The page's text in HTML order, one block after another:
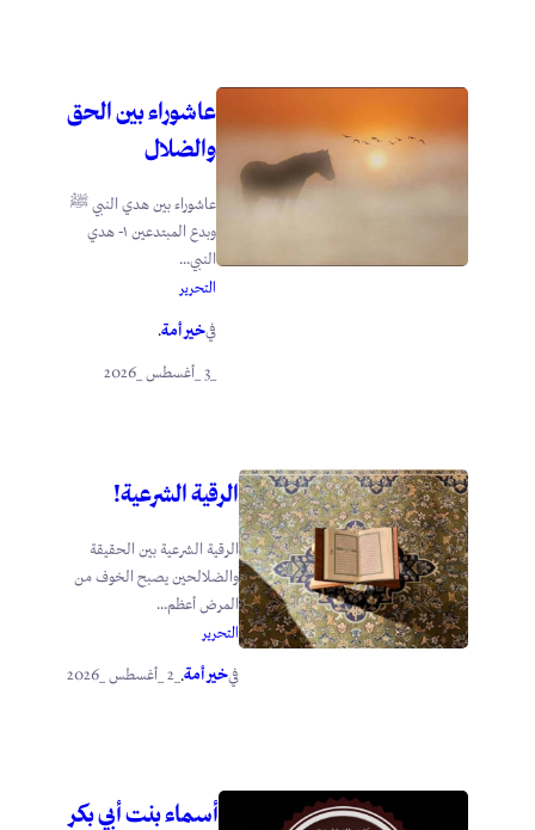
عاشوراء بين الحق
والضلال
عاشوراء بين هدي النبي ﷺ
وبدع المبتدعين ١- هدي
النبي...
التحرير
فيخير أمة.
الرقية الشرعية!
الرقية الشرعية بين الحقيقة
والضلالحين يصبح الخوف من
المرض أعظم...
التحرير
فيخير أمة.
أسماء بنت أبي بكر